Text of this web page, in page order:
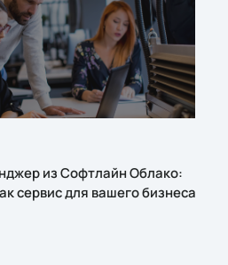
из Софтлайн Облако:
сервис для вашего бизнеса